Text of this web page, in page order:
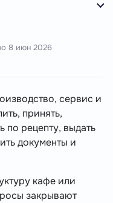
8 июн 2026
сервис и
принять,
по рецепту, выдать
документы и
кафе или
закрывают